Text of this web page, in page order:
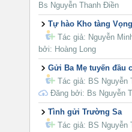
Bs Nguyễn Thanh Điền
Tự hào Kho tàng
Tác giả: Nguyễn
bởi: Hoàng Long
Gửi Ba Mẹ tuyến đầu
Tác giả: BS Nguyễn
Đăng bởi: Bs Nguyễn
Tình gửi Trường Sa
Tác giả: BS Nguyễn